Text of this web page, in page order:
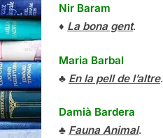
Nir Baram
♦ La bona gent.
Maria Barbal
♣ En la pell de l’altre.
Damià Bardera
♣ Fauna Animal.